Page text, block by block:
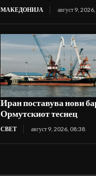
МАКЕДОНИЈА август 9,
Иран поставува нови
Ормутскиот теснец
СВЕТ август 9, 2026, 08:38